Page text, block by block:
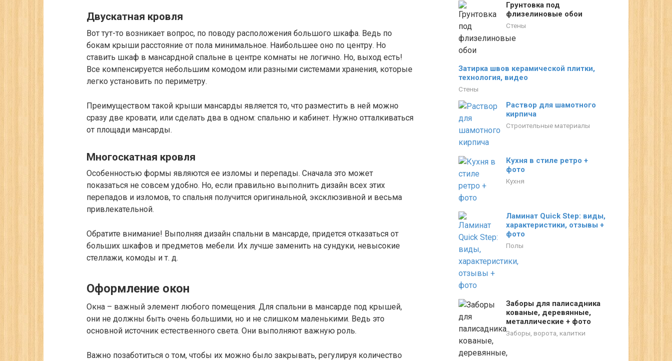
Двускатная кровля
Вот тут-то возникает вопрос, по поводу расположения большого шкафа. Ведь по
бокам крыши расстояние от пола минимальное. Наибольшее оно по центру. Но
ставить шкаф в мансардной спальне в центре комнаты не логично. Но, выход есть!
Все компенсируется небольшим комодом или разными системами хранения, которые
легко установить по периметру.
Преимуществом такой крыши мансарды является то, что разместить в ней можно
сразу две кровати, или сделать два в одном: спальню и кабинет. Нужно отталкиваться
от площади мансарды.
Многоскатная кровля
Особенностью формы являются ее изломы и перепады. Сначала это может
показаться не совсем удобно. Но, если правильно выполнить дизайн всех этих
перепадов и изломов, то спальня получится оригинальной, эксклюзивной и весьма
привлекательной.
Обратите внимание! Выполняя дизайн спальни в мансарде, придется отказаться от
больших шкафов и предметов мебели. Их лучше заменить на сундуки, невысокие
стеллажи, комоды и т. д.
Оформление окон
Окна – важный элемент любого помещения. Для спальни в мансарде под крышей,
они не должны быть очень большими, но и не слишком маленькими. Ведь это
основной источник естественного света. Они выполняют важную роль.
Важно позаботиться о том, чтобы их можно было закрывать, регулируя количество
Грунтовка под
флизелиновые обои
Стены
Затирка швов керамической плитки,
технология, видео
Стены
Раствор для шамотного
кирпича
Строительные материалы
Кухня в стиле ретро +
фото
Кухня
Ламинат Quick Step: виды,
характеристики, отзывы +
фото
Полы
Заборы для палисадника
кованые, деревянные,
металлические + фото
Заборы, ворота, калитки